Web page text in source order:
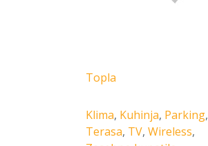
Topla
Klima, Kuhinja, Parking,
Terasa, TV, Wireless,